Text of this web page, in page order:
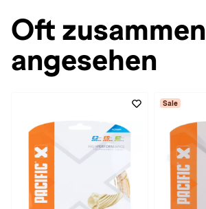
Oft zusammen
angesehen
Sale